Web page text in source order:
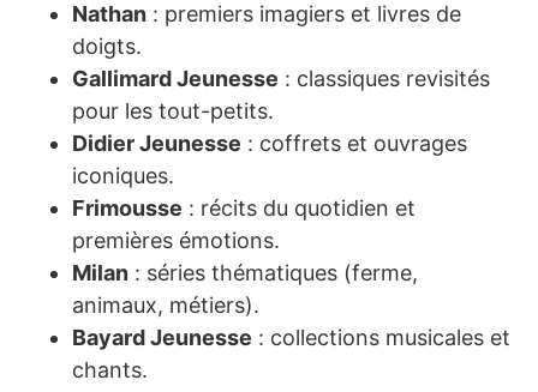
Nathan : premiers imagiers et livres de
doigts.
Gallimard Jeunesse : classiques revisités
pour les tout-petits.
Didier Jeunesse : coffrets et ouvrages
iconiques.
Frimousse : récits du quotidien et
premières émotions.
Milan : séries thématiques (ferme,
animaux, métiers).
Bayard Jeunesse : collections musicales et
chants.